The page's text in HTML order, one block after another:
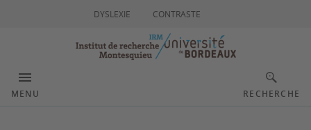
DYSLEXIE CONTRASTE
MENU RECHERCHE